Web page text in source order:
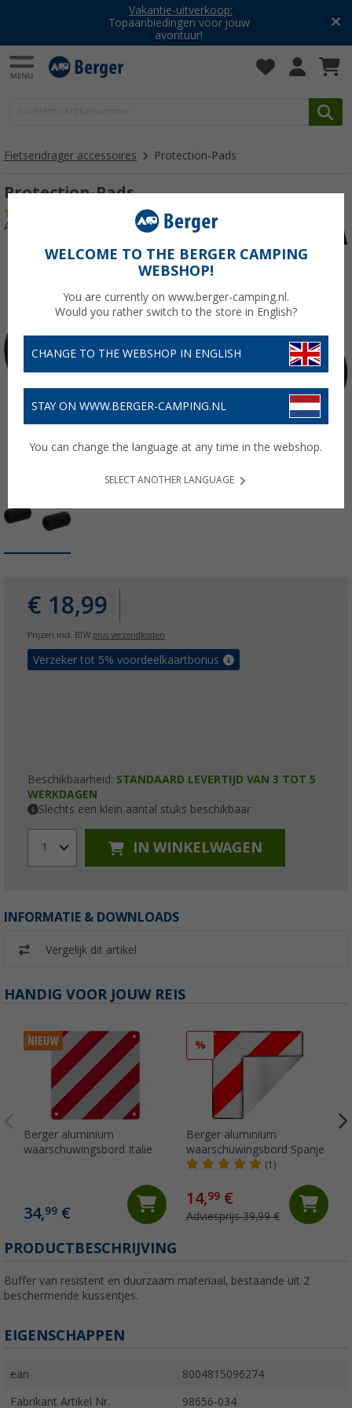
Vakantie-uitverkoop:
Topaanbiedingen voor jouw
avontuur!
Fietsendrager accessoires Protection-Pads
Protection-Pads
Artikelnr: 134690
€ 18,99
Prijzen incl. BTW plus verzendkosten
Verzeker tot 5% voordeelkaartbonus
Beschikbaarheid: STANDAARD LEVERTIJD VAN 3 TOT 5
WERKDAGEN
Slechts een klein aantal stuks beschikbaar
1 IN WINKELWAGEN
INFORMATIE & DOWNLOADS
Vergelijk dit artikel
HANDIG VOOR JOUW REIS
Berger aluminium
waarschuwingsbord Italië
34,99 €
%
Berger aluminium
waarschuwingsbord Spanje
(1)
14,99€
Adviesprijs 39,99 €
PRODUCTBESCHRIJVING
Buffer van resistent en duurzaam materiaal, bestaande uit 2
beschermende kussentjes.
EIGENSCHAPPEN
ean 8004815096274
Fabrikant Artikel Nr. 98656-034
WELCOME TO THE BERGER CAMPING
WEBSHOP!
You are currently on www.berger-camping.nl.
Would you rather switch to the store in English?
CHANGE TO THE WEBSHOP IN ENGLISH
STAY ON WWW.BERGER-CAMPING.NL
You can change the language at any time in the webshop.
SELECT ANOTHER LANGUAGE